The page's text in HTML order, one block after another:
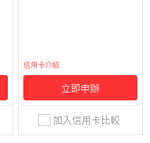
信用卡介紹
立即申辦
加入信用卡比較